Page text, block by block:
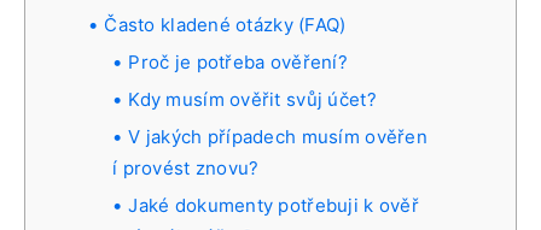
Často kladené otázky (FAQ)
Proč je potřeba ověření?
Kdy musím ověřit svůj účet?
V jakých případech musím ověřen
í provést znovu?
Jaké dokumenty potřebuji k ověř